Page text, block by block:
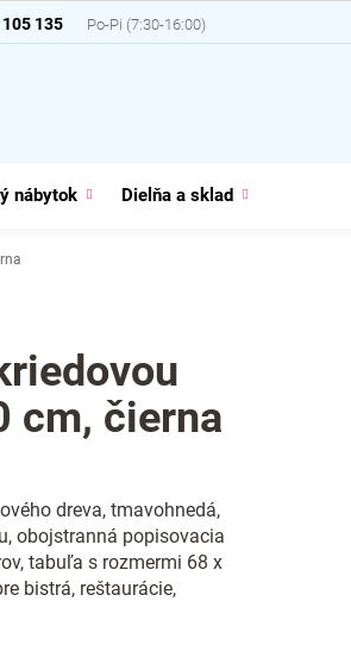
135
nábytok Dielňa a sklad
cm, čierna
dreva, tmavohnedá,
obojstranná popisovacia
tabuľa s rozmermi 68 x
bistrá, reštaurácie,